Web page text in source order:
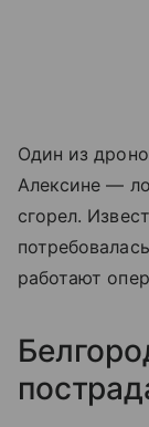
Один из
Алексине —
сгорел.
работают